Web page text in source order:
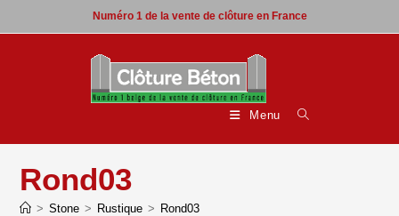
to
Numéro 1 de la vente de clôture en France
Menu
Rond03
> Stone > Rustique > Rond03